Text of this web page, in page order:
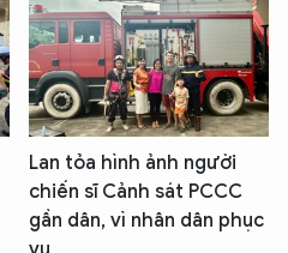
Lan tỏa hình ảnh người
chiến sĩ Cảnh sát PCCC
gần dân, vì nhân dân phục